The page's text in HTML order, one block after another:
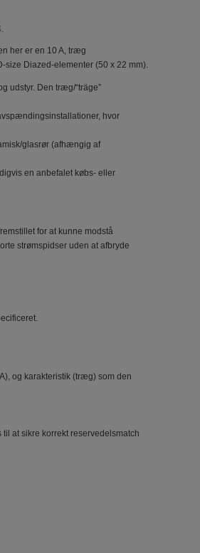
her er en 10 A, træg
size Diazed-elementer (50 x 22 mm).
udstyr. Den træg/“träge”
hvor
glasrør (afhængig af
en anbefalet købs- eller
for at kunne modstå
strømspidser uden at afbryde
og karakteristik (træg) som den
at sikre korrekt reservedelsmatch